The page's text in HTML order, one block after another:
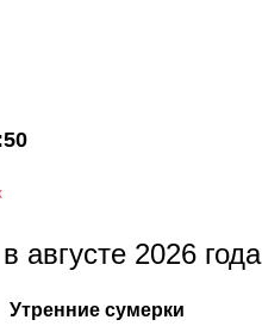
августе 2026 года
Утренние сумерки